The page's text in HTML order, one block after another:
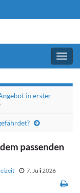
in erster
passenden
7. Juli 2026